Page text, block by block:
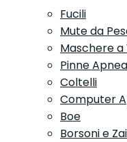
Fucili
Mute da
Maschere
Pinne Apnea
Coltelli
Computer
Boe
Borsoni e